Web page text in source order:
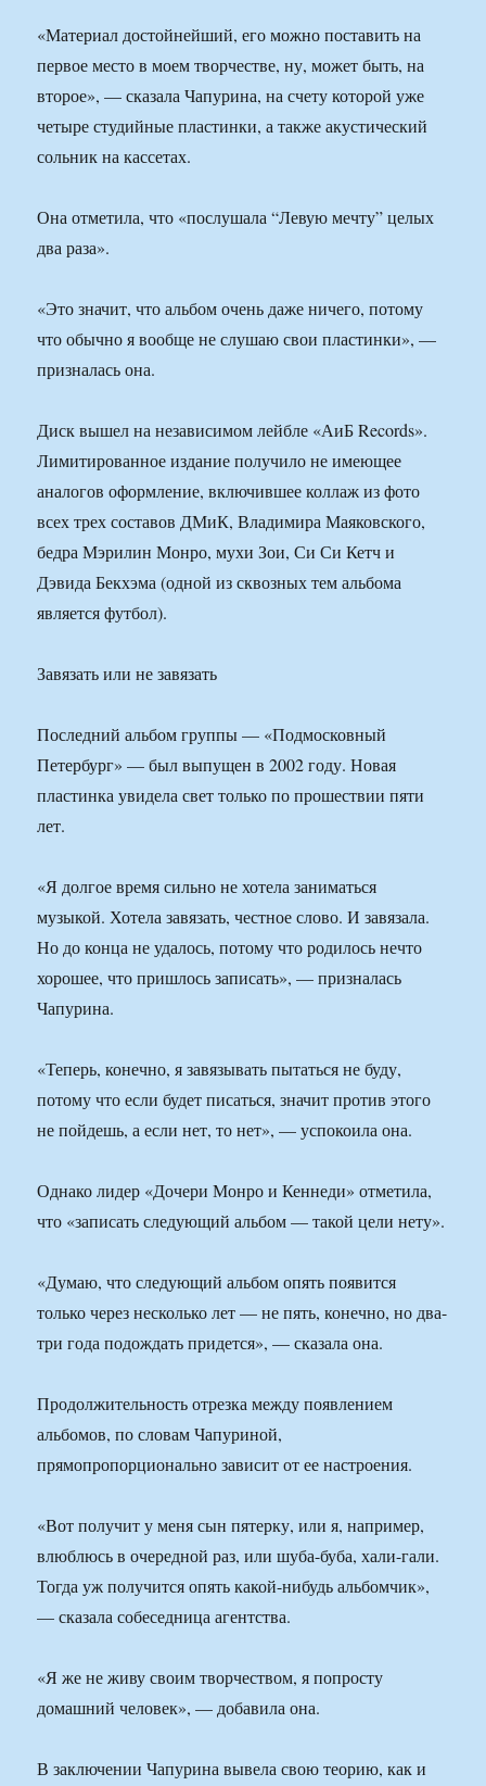
«Материал достойнейший, его можно поставить на
первое место в моем творчестве, ну, может быть, на
второе», — сказала Чапурина, на счету которой уже
четыре студийные пластинки, а также акустический
сольник на кассетах.
Она отметила, что «послушала “Левую мечту” целых
два раза».
«Это значит, что альбом очень даже ничего, потому
что обычно я вообще не слушаю свои пластинки», —
призналась она.
Диск вышел на независимом лейбле «АиБ Records».
Лимитированное издание получило не имеющее
аналогов оформление, включившее коллаж из фото
всех трех составов ДМиК, Владимира Маяковского,
бедра Мэрилин Монро, мухи Зои, Си Си Кетч и
Дэвида Бекхэма (одной из сквозных тем альбома
является футбол).
Завязать или не завязать
Последний альбом группы — «Подмосковный
Петербург» — был выпущен в 2002 году. Новая
пластинка увидела свет только по прошествии пяти
лет.
«Я долгое время сильно не хотела заниматься
музыкой. Хотела завязать, честное слово. И завязала.
Но до конца не удалось, потому что родилось нечто
хорошее, что пришлось записать», — призналась
Чапурина.
«Теперь, конечно, я завязывать пытаться не буду,
потому что если будет писаться, значит против этого
не пойдешь, а если нет, то нет», — успокоила она.
Однако лидер «Дочери Монро и Кеннеди» отметила,
что «записать следующий альбом — такой цели нету».
«Думаю, что следующий альбом опять появится
только через несколько лет — не пять, конечно, но два-
три года подождать придется», — сказала она.
Продолжительность отрезка между появлением
альбомов, по словам Чапуриной,
прямопропорционально зависит от ее настроения.
«Вот получит у меня сын пятерку, или я, например,
влюблюсь в очередной раз, или шуба-буба, хали-гали.
Тогда уж получится опять какой-нибудь альбомчик»,
— сказала собеседница агентства.
«Я же не живу своим творчеством, я попросту
домашний человек», — добавила она.
В заключении Чапурина вывела свою теорию, как и